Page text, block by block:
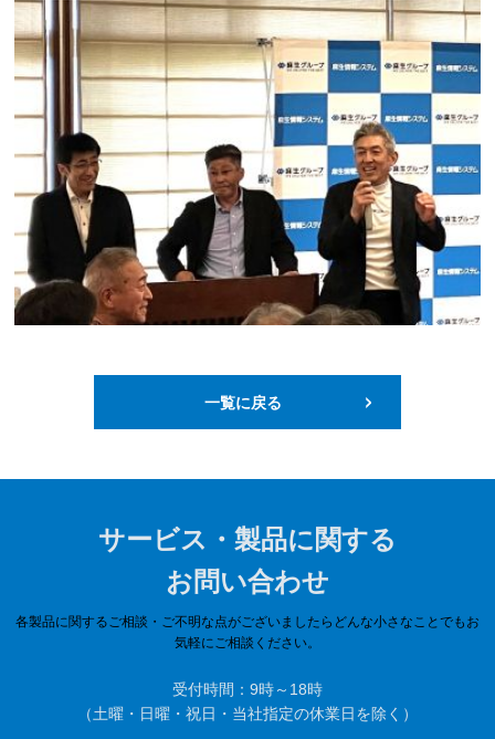
一覧に戻る
サービス・製品に関する
お問い合わせ
各製品に関するご相談・ご不明な点がございましたらどんな小さなことでもお
気軽にご相談ください。
受付時間：9時～18時
（土曜・日曜・祝日・当社指定の休業日を除く）